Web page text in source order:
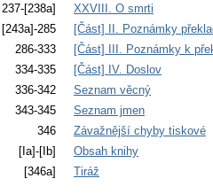
237-[238a]
XXVIII. O smrti
[243a]-285
[Část] II. Poznámky
286-333
[Část] III. Poznámky k
334-335
[Část] IV. Doslov
336-342
Seznam věcný
343-345
Seznam jmen
346
Závažnější chyby tiskové
[Ia]-[Ib]
Obsah knihy
[346a]
Tiráž